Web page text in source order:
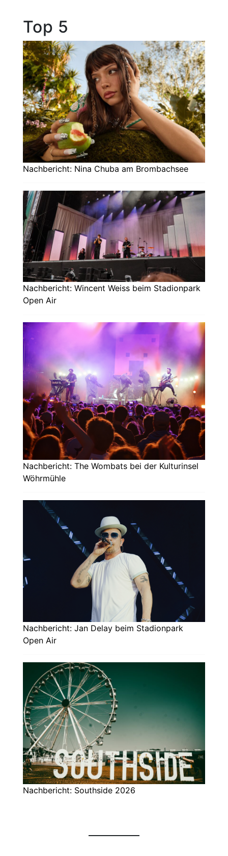
Top 5
Nachbericht: Nina Chuba am Brombachsee
Nachbericht: Wincent Weiss beim Stadionpark
Open Air
Nachbericht: The Wombats bei der Kulturinsel
Wöhrmühle
Nachbericht: Jan Delay beim Stadionpark
Open Air
Nachbericht: Southside 2026